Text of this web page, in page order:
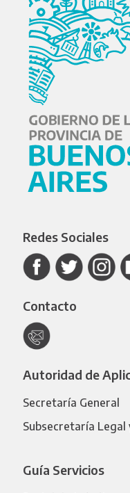
Redes Sociales
Contacto
Autoridad de
Secretaría General
Subsecretaría Legal
Guía Servicios